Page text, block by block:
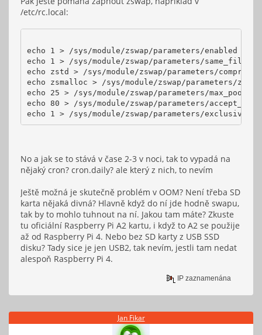
/etc/rc.local:
echo 1 > /sys/module/zswap/parameters/enabled
echo 1 > /sys/module/zswap/parameters/
echo zstd > /sys/module/zswap/parameters/
echo zsmalloc > /sys/module/zswap/parameters/zpool
echo 25 > /sys/module/zswap/parameters/
echo 80 > /sys/module/zswap/parameters/
echo 1 > /sys/module/zswap/parameters/
No a jak se to stává v čase 2-3 v noci, tak to vypadá na
nějaký cron? cron.daily? ale který z nich, to nevím
Ještě možná je skutečně problém v OOM? Není třeba SD
karta nějaká divná? Hlavně když do ní jde hodně swapu,
tak by to mohlo tuhnout na ní. Jakou tam máte? Zkuste
tu oficiální Raspberry Pi A2 kartu, i když to A2 se použije
až od Raspberry Pi 4. Nebo bez SD karty z USB SSD
disku? Tady sice je jen USB2, tak nevím, jestli tam nedat
alespoň Raspberry Pi 4.
IP zaznamenána
Jan Fikar